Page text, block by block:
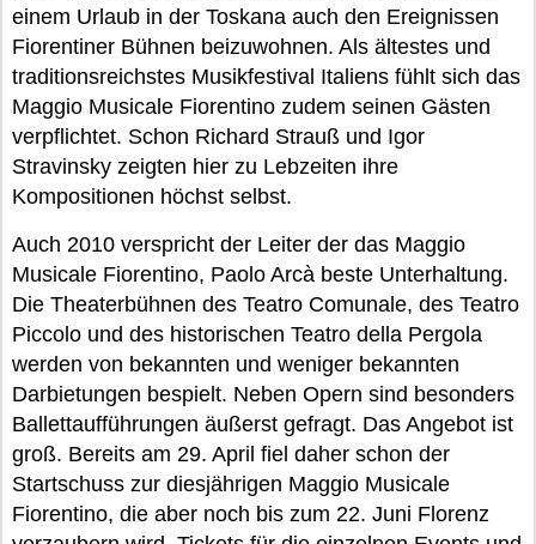
einem Urlaub in der Toskana auch den Ereignissen
Fiorentiner Bühnen beizuwohnen. Als ältestes und
traditionsreichstes Musikfestival Italiens fühlt sich das
Maggio Musicale Fiorentino zudem seinen Gästen
verpflichtet. Schon Richard Strauß und Igor
Stravinsky zeigten hier zu Lebzeiten ihre
Kompositionen höchst selbst.
Auch 2010 verspricht der Leiter der das Maggio
Musicale Fiorentino, Paolo Arcà beste Unterhaltung.
Die Theaterbühnen des Teatro Comunale, des Teatro
Piccolo und des historischen Teatro della Pergola
werden von bekannten und weniger bekannten
Darbietungen bespielt. Neben Opern sind besonders
Ballettaufführungen äußerst gefragt. Das Angebot ist
groß. Bereits am 29. April fiel daher schon der
Startschuss zur diesjährigen Maggio Musicale
Fiorentino, die aber noch bis zum 22. Juni Florenz